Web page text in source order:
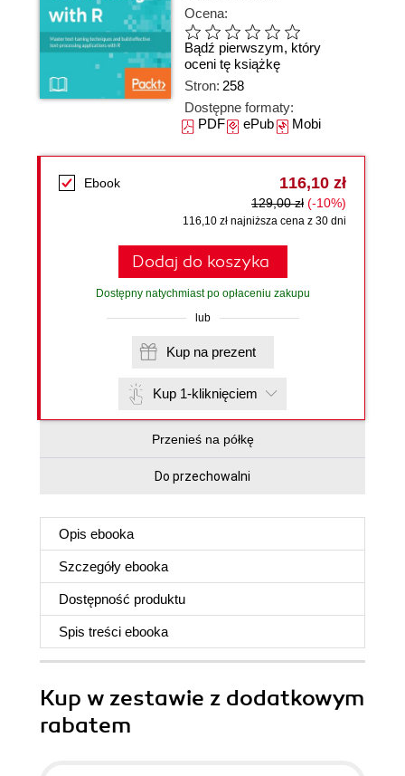
Ocena:
Bądź pierwszym, który
oceni tę książkę
Stron: 258
Dostępne formaty:
PDFePubMobi
Ebook 116,10 zł
129,00 zł (-10%)
116,10 zł najniższa cena z 30 dni
Dodaj do koszyka
Dostępny natychmiast po opłaceniu zakupu
lub
Kup na prezent
Kup 1-kliknięciem
Przenieś na półkę
Do przechowalni
Opis ebooka
Szczegóły ebooka
Dostępność produktu
Spis treści ebooka
Kup w zestawie z dodatkowym
rabatem